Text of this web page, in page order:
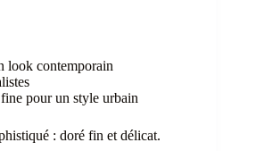
look contemporain
pour un style urbain
: doré fin et délicat.